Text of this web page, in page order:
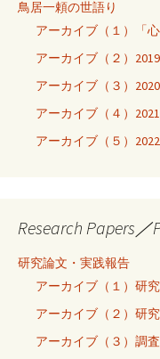
鳥居一頼の世語り
アーカイブ（１）「心
アーカイブ（２）
アーカイブ（３）
アーカイブ（４）
アーカイブ（５）
Research Papers
研究論文・実践報告
アーカイブ（１）研
アーカイブ（２）研
アーカイブ（３）調